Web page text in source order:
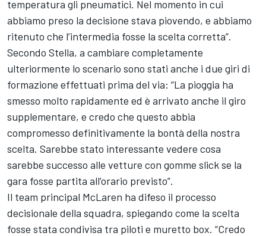
temperatura gli pneumatici. Nel momento in cui
abbiamo preso la decisione stava piovendo, e abbiamo
ritenuto che l’intermedia fosse la scelta corretta”.
Secondo Stella, a cambiare completamente
ulteriormente lo scenario sono stati anche i due giri di
formazione effettuati prima del via: “La pioggia ha
smesso molto rapidamente ed è arrivato anche il giro
supplementare, e credo che questo abbia
compromesso definitivamente la bontà della nostra
scelta. Sarebbe stato interessante vedere cosa
sarebbe successo alle vetture con gomme slick se la
gara fosse partita all’orario previsto”.
Il team principal McLaren ha difeso il processo
decisionale della squadra, spiegando come la scelta
fosse stata condivisa tra piloti e muretto box. “Credo